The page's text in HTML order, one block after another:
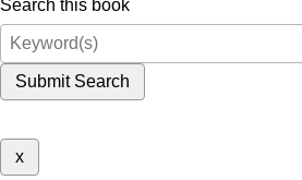
Search this book
Submit Search
x